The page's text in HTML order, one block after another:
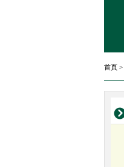
首頁 >